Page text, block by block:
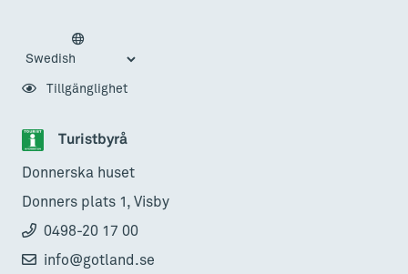
Turistbyrå
Donnerska huset
Donners plats 1, Visby
0498-20 17 00
info@gotland.se
Tillgänglighet